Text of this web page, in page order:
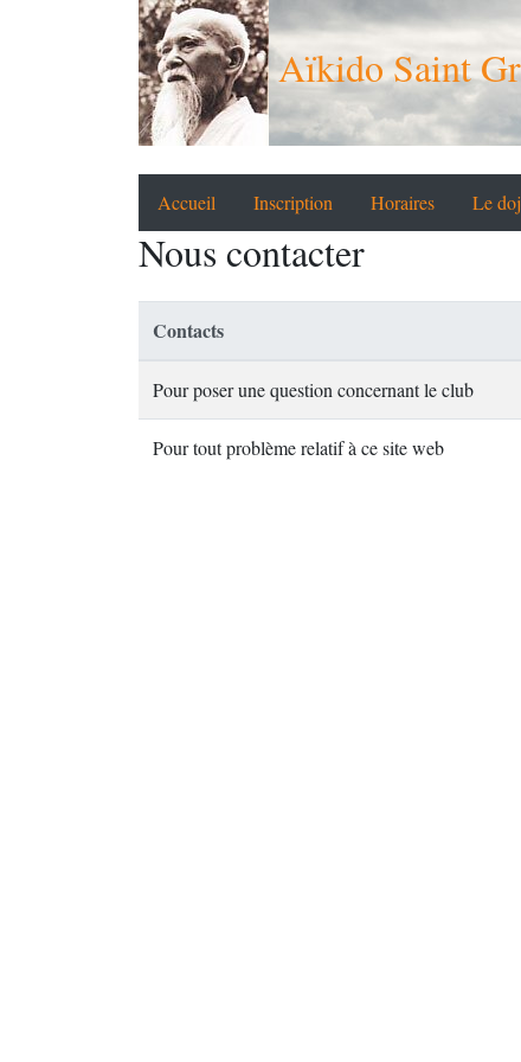
Aïkido Saint
Accueil Inscription Horaires Le
Nous contacter
Contacts
Pour poser une question concernant le club
Pour tout problème relatif à ce site web